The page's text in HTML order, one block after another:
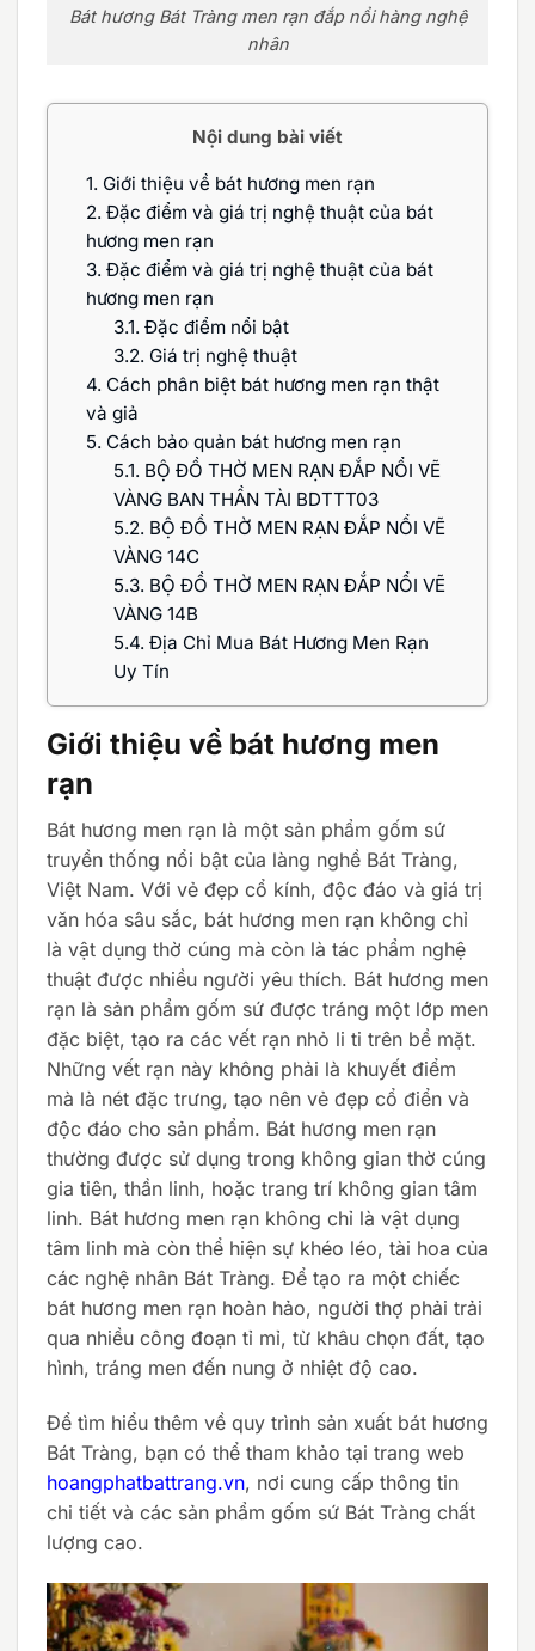
Bát hương Bát Tràng men rạn đắp nổi hàng nghệ
nhân
Nội dung bài viết
1. Giới thiệu về bát hương men rạn
2. Đặc điểm và giá trị nghệ thuật của bát
hương men rạn
3. Đặc điểm và giá trị nghệ thuật của bát
hương men rạn
3.1. Đặc điểm nổi bật
3.2. Giá trị nghệ thuật
4. Cách phân biệt bát hương men rạn thật
và giả
5. Cách bảo quản bát hương men rạn
5.1. BỘ ĐỒ THỜ MEN RẠN ĐẮP NỔI VẼ
VÀNG BAN THẦN TÀI BDTTT03
5.2. BỘ ĐỒ THỜ MEN RẠN ĐẮP NỔI VẼ
VÀNG 14C
5.3. BỘ ĐỒ THỜ MEN RẠN ĐẮP NỔI VẼ
VÀNG 14B
5.4. Địa Chỉ Mua Bát Hương Men Rạn
Uy Tín
Giới thiệu về bát hương men
rạn
Bát hương men rạn là một sản phẩm gốm sứ
truyền thống nổi bật của làng nghề Bát Tràng,
Việt Nam. Với vẻ đẹp cổ kính, độc đáo và giá trị
văn hóa sâu sắc, bát hương men rạn không chỉ
là vật dụng thờ cúng mà còn là tác phẩm nghệ
thuật được nhiều người yêu thích. Bát hương men
rạn là sản phẩm gốm sứ được tráng một lớp men
đặc biệt, tạo ra các vết rạn nhỏ li ti trên bề mặt.
Những vết rạn này không phải là khuyết điểm
mà là nét đặc trưng, tạo nên vẻ đẹp cổ điển và
độc đáo cho sản phẩm. Bát hương men rạn
thường được sử dụng trong không gian thờ cúng
gia tiên, thần linh, hoặc trang trí không gian tâm
linh. Bát hương men rạn không chỉ là vật dụng
tâm linh mà còn thể hiện sự khéo léo, tài hoa của
các nghệ nhân Bát Tràng. Để tạo ra một chiếc
bát hương men rạn hoàn hảo, người thợ phải trải
qua nhiều công đoạn tỉ mỉ, từ khâu chọn đất, tạo
hình, tráng men đến nung ở nhiệt độ cao.
Để tìm hiểu thêm về quy trình sản xuất bát hương
Bát Tràng, bạn có thể tham khảo tại trang web
hoangphatbattrang.vn, nơi cung cấp thông tin
chi tiết và các sản phẩm gốm sứ Bát Tràng chất
lượng cao.